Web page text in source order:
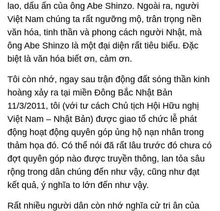
lao, dấu ấn của ông Abe Shinzo. Ngoài ra, người
Việt Nam chúng ta rất ngưỡng mộ, trân trọng nền
văn hóa, tinh thần và phong cách người Nhật, mà
ông Abe Shinzo là một đại diện rất tiêu biểu. Đặc
biệt là văn hóa biết ơn, cảm ơn.
Tôi còn nhớ, ngay sau trận động đất sóng thần kinh
hoàng xảy ra tại miền Đông Bắc Nhật Bản
11/3/2011, tôi (với tư cách Chủ tịch Hội Hữu nghị
Việt Nam – Nhật Bản) được giao tổ chức lễ phát
động hoạt động quyên góp ủng hộ nạn nhân trong
thảm họa đó. Có thể nói đã rất lâu trước đó chưa có
đợt quyên góp nào được truyền thông, lan tỏa sâu
rộng trong dân chúng đến như vậy, cũng như đạt
kết quả, ý nghĩa to lớn đến như vậy.
Rất nhiều người dân còn nhớ nghĩa cử tri ân của